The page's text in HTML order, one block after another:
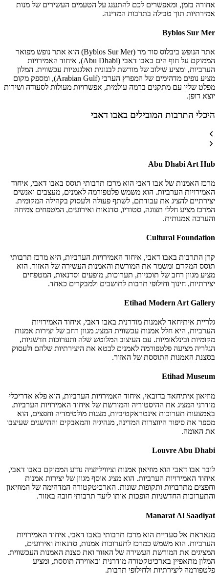
אחורה בזמן, ומאפשרים לכם להתענג על הטעמים העשירים של מנות
אמירתיות תוך טבילה בתרבות המדינה.
Byblos Sur Mer
אתר הנופש ביבלוס סור מר (Byblos Sur Mer) הוא אתר נופש מפואר
הממוקם על חוף הים באבו דאבי (Abu Dhabi), איחוד האמירויות
הערביות, ומציע שילוב של מורשת לבנונית ואלגנטיות עכשווית. המלון
מציע נופים מדהימים של המפרץ הערבי (Arabian Gulf), ומספק מקום
מפלט שליו עם מתקנים ברמה עולמית, אפשרויות מעולות לסעודה ושירות
יוצא דופן.
היכלי התרבות המובילים באבו דאבי
Abu Dhabi Art Hub
מרכז האמנות של אבו דאבי הוא מרכז תרבותי תוסס באבו דאבי, איחוד
האמירויות הערביות. הוא משמש פלטפורמה לאמנים, מעצבים ואנשים
יצירתיים להציג את עבודתם, לשתף פעולה ולעסוק בקהילה המקומית.
המרכז מציע חללי תצוגה, סטודיו, סדנאות ואירועים, המטפחים צמיחה
והערכה אמנותית.
Cultural Foundation
קרן התרבות באבו דאבי, איחוד האמירויות הערביות, היא מרכז תרבותי
תוסס המקדם ומשמר את המורשת והאמנות העשירה של האזור. הוא
מציע מגוון רחב של תוכניות, תערוכות, מופעים וסדנאות, המטפחים
יצירתיות, חינוך וחילופי תרבות לתושבים ולמבקרים כאחד.
Etihad Modern Art Gallery
גלריית איתיחאד לאמנות מודרנית באבו דאבי, איחוד האמירויות
הערביות, היא חלל אמנות עכשווית המציג מגוון רחב של יצירות אמנות
מקומיות ובינלאומיות. עם העיצוב המלוטש שלה ותערוכות חדשניות,
הגלריה מציעה פלטפורמה לאמנים לבטא את היצירתיות שלהם ולעסוק
בסצנת האמנות התוססת של האזור.
Etihad Museum
מוזיאון איתיחאד בדובאי, איחוד האמירויות הערביות, הוא פלא אדריכלי
מודרני המציג את ההיסטוריה והמורשת של איחוד האמירויות הערביות.
באמצעות תערוכות אינטראקטיביות, מצגות מולטימדיה וחפצים, הוא
מספר את סיפור היווצרות המדינה, מנהיגיה והמאבקים וההישגים שעיצבו
את האומה.
Louvre Abu Dhabi
לובר אבו דאבי הוא מוזיאון אמנות וציוויליזציה נודע הממוקם באבו דאבי,
איחוד האמירויות הערביות. הוא מציג אוסף מגוון של יצירות אמנות
וחפצים מתרבויות ותקופות שונות. הארכיטקטורה המדהימה של המוזיאון
והתערוכות החדשניות הופכות אותו ליעד תרבותי חובה באזור.
Manarat Al Saadiyat
מנאראת אל סעדיית הוא מרכז תרבותי באבו דאבי, איחוד האמירויות
הערביות. הוא משמש כמרכז לתערוכות אמנות, סדנאות ואירועים,
המציגים את המורשת העשירה של האזור ואת סצנת האמנות העכשווית.
המלון מתאפיין בארכיטקטורה מודרנית ובאווירה תוססת, ומציע
פלטפורמה ליצירתיות ולחילופי תרבות.